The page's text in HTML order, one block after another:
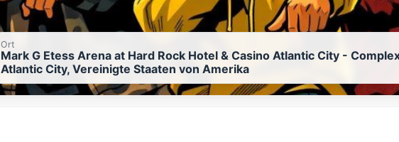
Ort
Mark G Etess Arena at Hard Rock Hotel & Casino Atlantic City -
Atlantic City, Vereinigte Staaten von Amerika